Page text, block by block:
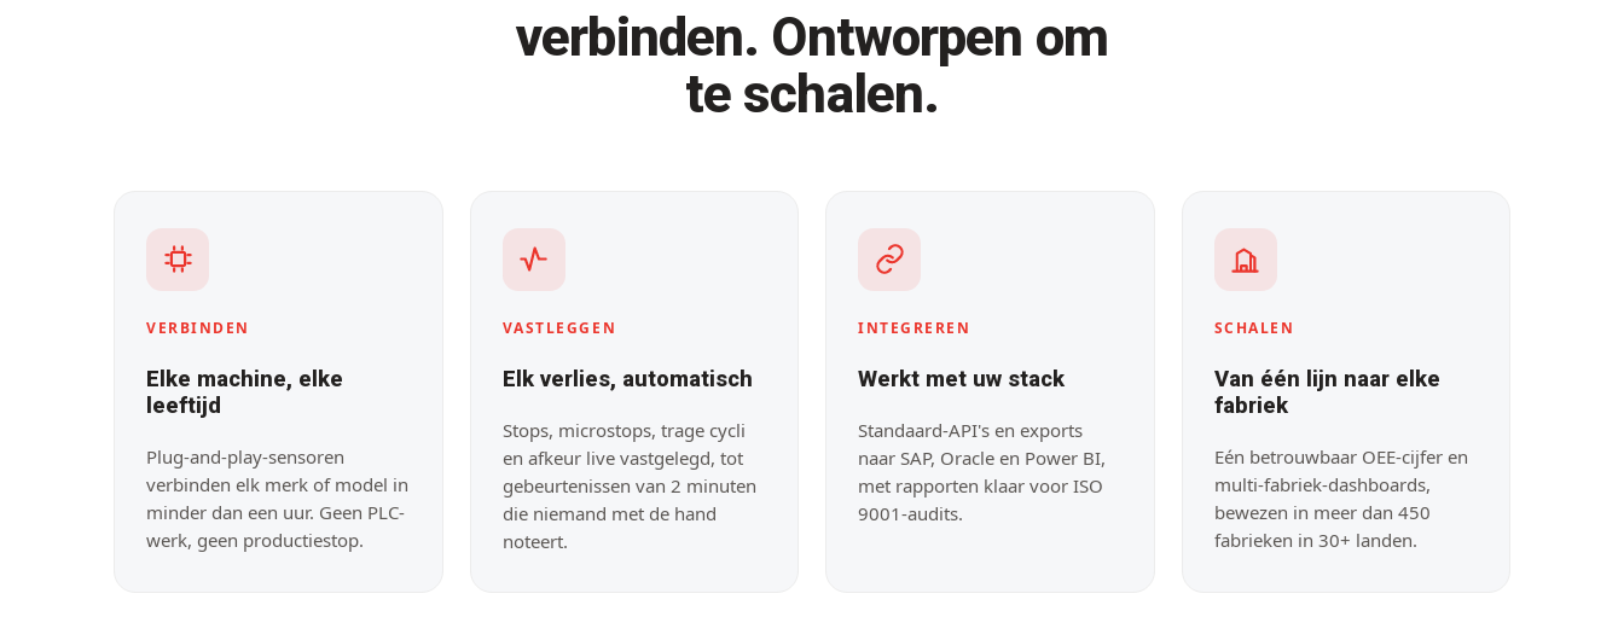
verbinden. Ontworpen om
te schalen.
VERBINDEN
Elke machine, elke
leeftijd
Plug-and-play-sensoren
verbinden elk merk of model in
minder dan een uur. Geen PLC-
werk, geen productiestop.
VASTLEGGEN
Elk verlies, automatisch
Stops, microstops, trage cycli
en afkeur live vastgelegd, tot
gebeurtenissen van 2 minuten
die niemand met de hand
noteert.
INTEGREREN
Werkt met uw stack
Standaard-API's en exports
naar SAP, Oracle en Power BI,
met rapporten klaar voor ISO
9001-audits.
SCHALEN
Van één lijn naar elke
fabriek
Eén betrouwbaar OEE-cijfer en
multi-fabriek-dashboards,
bewezen in meer dan 450
fabrieken in 30+ landen.